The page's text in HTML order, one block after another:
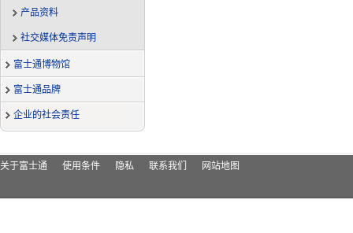
产品资料
社交媒体免责声明
富士通博物馆
富士通品牌
企业的社会责任
关于富士通 使用条件 隐私 联系我们 网站地图